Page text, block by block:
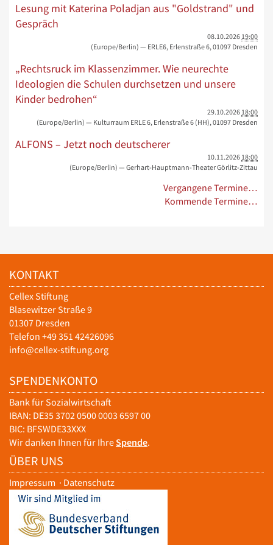
Lesung mit Katerina Poladjan aus "Goldstrand" und
Gespräch
08.10.2026 19:00
(Europe/Berlin) — ERLE6, Erlenstraße 6, 01097 Dresden
„Rechtsruck im Klassenzimmer. Wie neurechte
Ideologien die Schulen durchsetzen und unsere
Kinder bedrohen“
29.10.2026 18:00
(Europe/Berlin) — Kulturraum ERLE 6, Erlenstraße 6 (HH), 01097 Dresden
ALFONS – Jetzt noch deutscherer
10.11.2026 18:00
(Europe/Berlin) — Gerhart-Hauptmann-Theater Görlitz-Zittau
Vergangene Termine…
Kommende Termine…
KONTAKT
Cellex Stiftung
Blasewitzer Straße 9
01307 Dresden
Telefon +49 351 42426096
info@cellex-stiftung.org
SPENDENKONTO
Bank für Sozialwirtschaft
IBAN: DE35 3702 0500 0003 6597 00
BIC: BFSWDE33XXX
Wir danken Ihnen für IhreSpende.
ÜBER UNS
Impressum · Datenschutz